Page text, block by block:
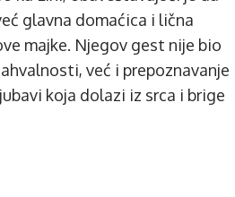
glavna domaćica i lična
majke. Njegov gest nije bio
već i prepoznavanje
koja dolazi iz srca i brige